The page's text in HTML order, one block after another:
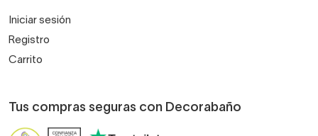
Iniciar sesión
Registro
Carrito
Tus compras seguras con Decorabaño